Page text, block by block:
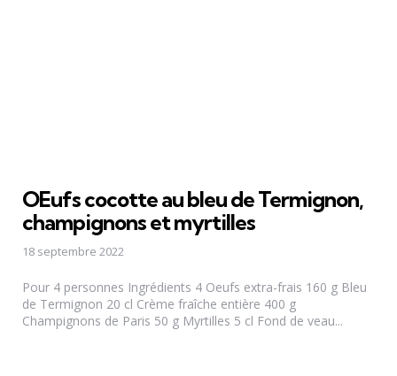
OEufs cocotte au bleu de Termignon,
champignons et myrtilles
18 septembre 2022
Pour 4 personnes Ingrédients 4 Oeufs extra-frais 160 g Bleu
de Termignon 20 cl Crème fraîche entière 400 g
Champignons de Paris 50 g Myrtilles 5 cl Fond de veau...